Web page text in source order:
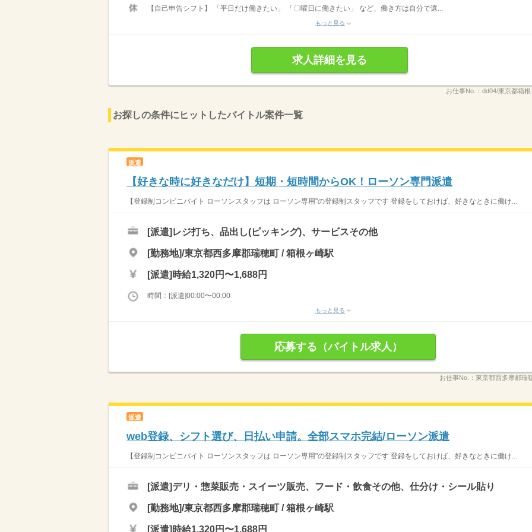
【自己申告シフト】 「平日だけ働きたい」 「〇曜日に働きたい」 など、働き方は自分で選...
もっと見る
求人詳細を見る
お仕事No.： dd04/東京都箱
お探しの条件にヒットしたバイトル案件一覧
派遣
【好きな時に好きなだけ】短期・短時間からOK！ローソン専門派遣
【登録制コンビニバイト ローソンスタッフは ローソン専用"の登録制スタッフです 登録をしておけば、好きなときに働け...
[派遣] レジ打ち、品出し(ピッキング)、サービスその他
[勤務地]/東京都西多摩郡瑞穂町 / 箱根ヶ崎駅
[派遣] 時給1,320円〜1,688円
時間：[派遣]00:00〜00:00
もっと見る
応募する（バイトル求人）
お仕事No.： 東京都西多摩郡瑞
派遣
web登録、シフト選び、日払い申請。全部スマホ完結/ローソン派遣
【登録制コンビニバイト ローソンスタッフは ローソン専用"の登録制スタッフです 登録をしておけば、好きなときに働け...
[派遣]デリ・惣菜販売・スイーツ販売、フード・飲食その他、仕分け・シール貼り
[勤務地]/東京都西多摩郡瑞穂町 / 箱根ヶ崎駅
[派遣] 時給1,320円〜1,688円